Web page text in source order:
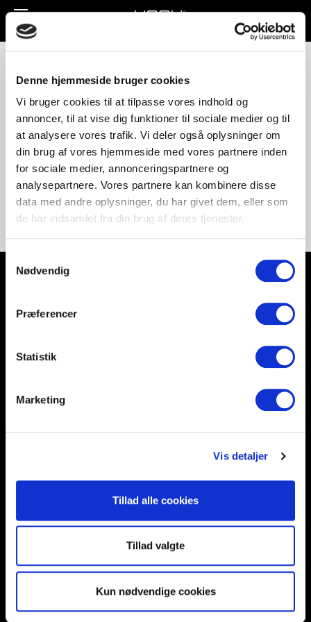
Denne hjemmeside bruger cookies
Vi bruger cookies til at tilpasse vores indhold og
annoncer, til at vise dig funktioner til sociale medier og til
at analysere vores trafik. Vi deler også oplysninger om
din brug af vores hjemmeside med vores partnere inden
for sociale medier, annonceringspartnere og
analysepartnere. Vores partnere kan kombinere disse
data med andre oplysninger, du har givet dem, eller som
de har indsamlet fra din brug af deres tjenester.
Nødvendig
Præferencer
Statistik
Marketing
Vis detaljer
Tillad alle cookies
Tillad valgte
Kun nødvendige cookies
Toggle
navigation
Unnu-1541-1-hul